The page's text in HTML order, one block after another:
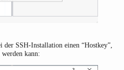
SSH-Installation einen “Hostkey”,
kann: